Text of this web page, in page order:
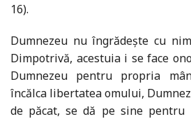
16).
Dumnezeu nu îngrădeşte cu
Dimpotrivă, acestuia i se face
Dumnezeu pentru propria
încălca libertatea omului,
de păcat, se dă pe sine pentru